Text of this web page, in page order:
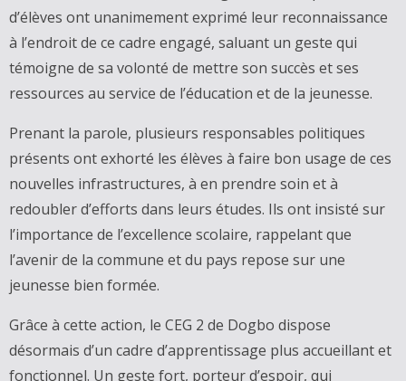
d’élèves ont unanimement exprimé leur reconnaissance
à l’endroit de ce cadre engagé, saluant un geste qui
témoigne de sa volonté de mettre son succès et ses
ressources au service de l’éducation et de la jeunesse.
‎Prenant la parole, plusieurs responsables politiques
présents ont exhorté les élèves à faire bon usage de ces
nouvelles infrastructures, à en prendre soin et à
redoubler d’efforts dans leurs études. Ils ont insisté sur
l’importance de l’excellence scolaire, rappelant que
l’avenir de la commune et du pays repose sur une
jeunesse bien formée.
‎Grâce à cette action, le CEG 2 de Dogbo dispose
désormais d’un cadre d’apprentissage plus accueillant et
fonctionnel. Un geste fort, porteur d’espoir, qui